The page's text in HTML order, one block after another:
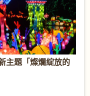
主題「燦爛綻放的